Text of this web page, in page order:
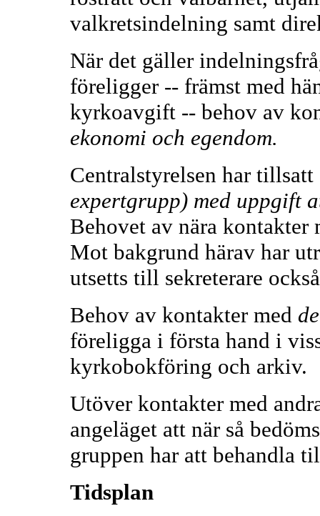
valkretsindelning samt
När det gäller
föreligger -- främst med
kyrkoavgift -- behov av
ekonomi och egendom.
Centralstyrelsen har
expertgrupp) med uppgift
Behovet av nära kontakter
Mot bakgrund härav har
utsetts till sekreterare
Behov av kontakter med
föreligga i första hand i
kyrkobokföring och arkiv.
Utöver kontakter med
angeläget att när så
gruppen har att behandla
Tidsplan